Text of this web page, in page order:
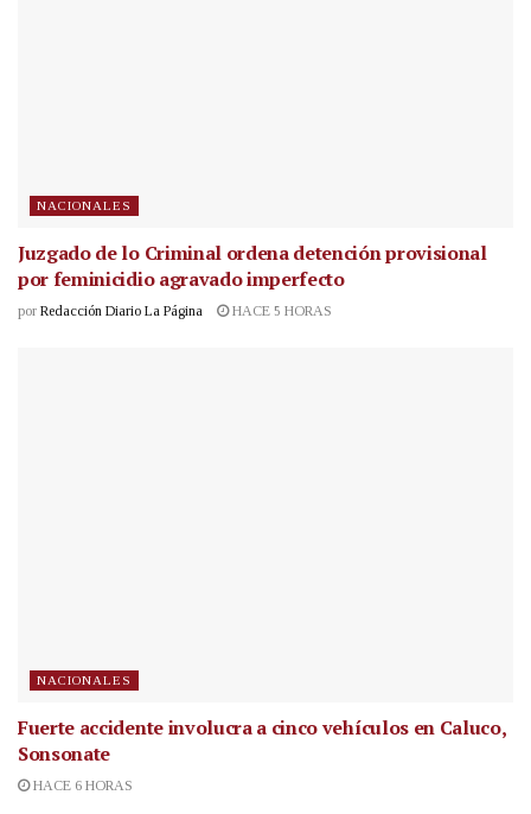
NACIONALES
Juzgado de lo Criminal ordena detención provisional
por feminicidio agravado imperfecto
por Redacción Diario La Página HACE 5 HORAS
NACIONALES
Fuerte accidente involucra a cinco vehículos en Caluco,
Sonsonate
HACE 6 HORAS